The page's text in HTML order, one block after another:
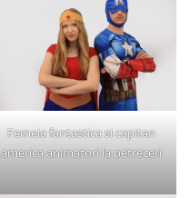
Femeia fantastica si capitan
america animatori la petreceri